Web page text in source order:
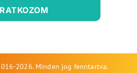
2026. Minden jog fenntartva.